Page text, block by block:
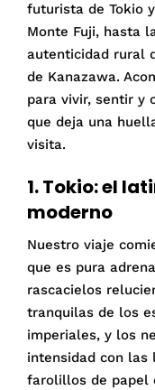
futurista de Tokio
Monte Fuji, hasta
autenticidad rural
de Kanazawa.
para vivir, sentir y
que deja una
visita.
1. Tokio: el
moderno
Nuestro viaje
que es pura
rascacielos
tranquilas de los
imperiales, y los
intensidad con las
farolillos de papel